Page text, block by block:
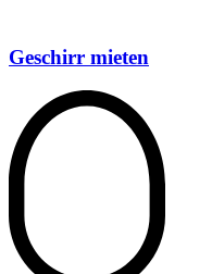
Geschirr mieten